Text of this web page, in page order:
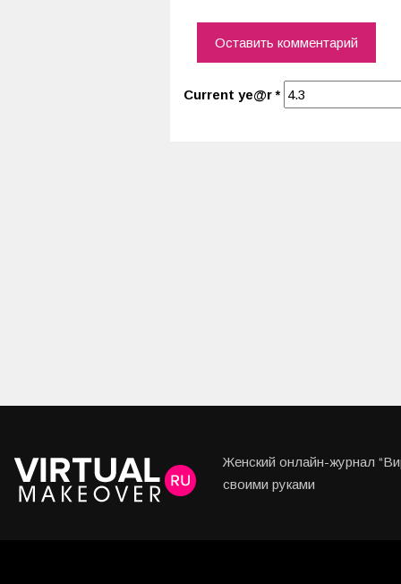
Current ye@r*
Женский онлайн-журнал
своими руками